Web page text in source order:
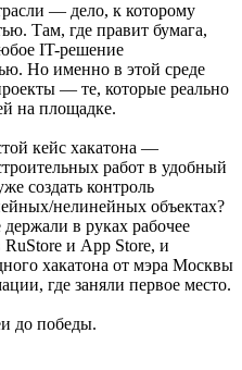
— дело, к которому
Там, где правит бумага,
IT-решение
Но именно в этой среде
— те, которые реально
на площадке.
кейс хакатона —
работ в удобный
создать контроль
нелинейных объектах?
в руках рабочее
и App Store, и
хакатона от мэра Москвы
где заняли первое место.
до победы.